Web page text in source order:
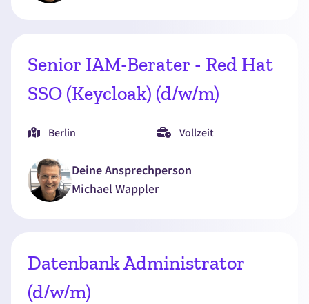
Senior IAM-Berater - Red Hat
SSO (Keycloak) (d/w/m)
Berlin Vollzeit
Deine Ansprechperson
Michael Wappler
Datenbank Administrator
(d/w/m)